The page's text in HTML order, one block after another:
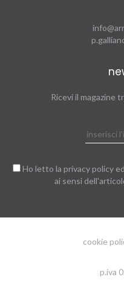
Ricevi il magazine
Ho letto la privacy policy
ai sensi
cookie
p.iva